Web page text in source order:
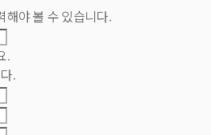
해야 볼 수 있습니다.
.
.